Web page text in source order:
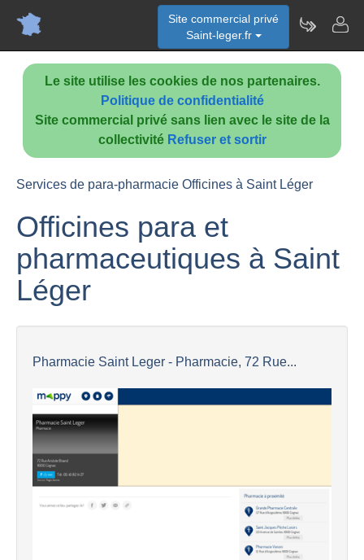
Le site utilise les cookies de nos partenaires.
Politique de confidentialité
Site commercial privé sans lien avec le site de la
collectivité Refuser et sortir
Site commercial privé
Saint-leger.fr
Services de para-pharmacie Officines à Saint Léger
Officines para et
pharmaceutiques à Saint
Léger
Pharmacie Saint Leger - Pharmacie, 72 Rue...